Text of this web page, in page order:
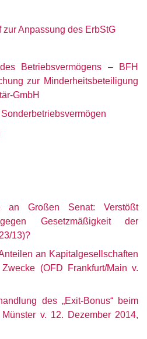
zur Anpassung des ErbStG
Betriebsvermögens – BFH
zur Minderheitsbeteiligung
GmbH
an Großen Senat: Verstößt
Gesetzmäßigkeit der
13)?
an Kapitalgesellschaften
(OFD Frankfurt/Main v.
des „Exit-Bonus“ beim
v. 12. Dezember 2014,